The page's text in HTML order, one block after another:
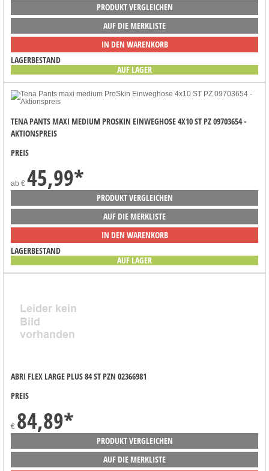
PRODUKT VERGLEICHEN
AUF DIE MERKLISTE
IN DEN WARENKORB
LAGERBESTAND
AUF LAGER
TENA PANTS MAXI MEDIUM PROSKIN EINWEGHOSE 4X10 ST PZ 09703654 -
AKTIONSPREIS
PREIS
ab € 45,99*
PRODUKT VERGLEICHEN
AUF DIE MERKLISTE
IN DEN WARENKORB
LAGERBESTAND
AUF LAGER
ABRI FLEX LARGE PLUS 84 ST PZN 02366981
PREIS
€ 84,89*
PRODUKT VERGLEICHEN
AUF DIE MERKLISTE